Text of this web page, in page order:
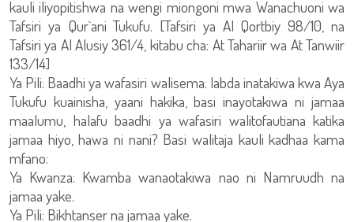
kauli iliyopitishwa na wengi miongoni mwa Wanachuoni wa
Tafsiri ya Qur`ani Tukufu. [Tafsiri ya Al Qortbiy 98/10, na
Tafsiri ya Al Alusiy 361/4, kitabu cha: At Tahariir wa At Tanwiir
133/14]
Ya Pili: Baadhi ya wafasiri walisema: labda inatakiwa kwa Aya
Tukufu kuainisha, yaani hakika, basi inayotakiwa ni jamaa
maalumu, halafu baadhi ya wafasiri walitofautiana katika
jamaa hiyo, hawa ni nani? Basi walitaja kauli kadhaa kama
mfano:
Ya Kwanza: Kwamba wanaotakiwa nao ni Namruudh na
jamaa yake.
Ya Pili: Bikhtanser na jamaa yake.